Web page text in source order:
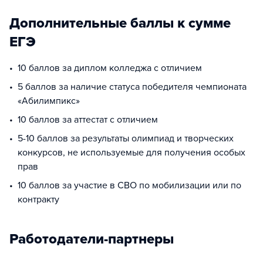
Дополнительные баллы к сумме
ЕГЭ
10 баллов за диплом колледжа с отличием
5 баллов за наличие статуса победителя чемпионата
«Абилимпикс»
10 баллов за аттестат с отличием
5-10 баллов за результаты олимпиад и творческих
конкурсов, не используемые для получения особых
прав
10 баллов за участие в СВО по мобилизации или по
контракту
Работодатели-партнеры